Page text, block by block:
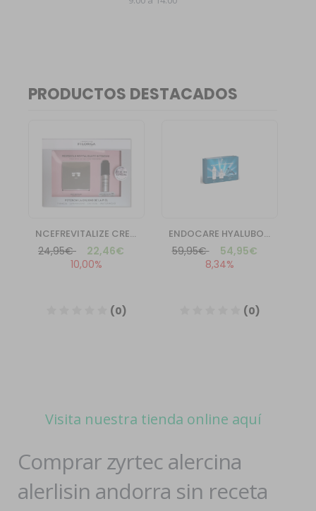
Visita nuestra tienda online aquí
Comprar zyrtec alercina
alerlisin andorra sin receta